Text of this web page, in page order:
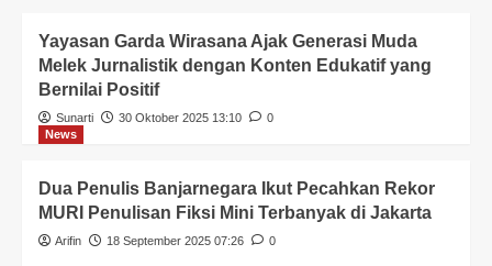
Yayasan Garda Wirasana Ajak Generasi Muda
Melek Jurnalistik dengan Konten Edukatif yang
Bernilai Positif
Sunarti 30 Oktober 2025 13:10
0
News
Dua Penulis Banjarnegara Ikut Pecahkan Rekor
MURI Penulisan Fiksi Mini Terbanyak di Jakarta
Arifin 18 September 2025 07:26 0